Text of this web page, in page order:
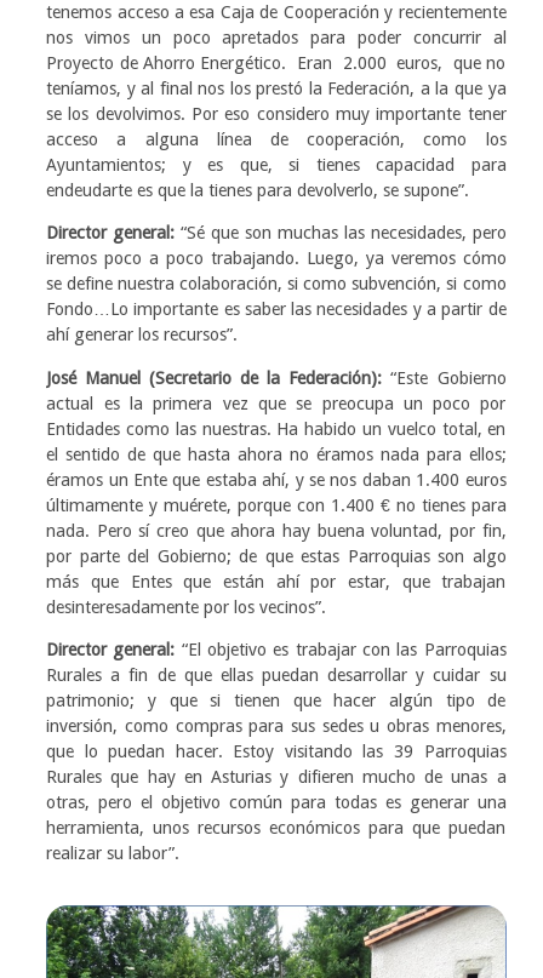
tenemos acceso a esa Caja de Cooperación y recientemente
nos vimos un poco apretados para poder concurrir al
Proyecto de Ahorro Energético. Eran 2.000 euros, que no
teníamos, y al final nos los prestó la Federación, a la que ya
se los devolvimos. Por eso considero muy importante tener
acceso a alguna línea de cooperación, como los
Ayuntamientos; y es que, si tienes capacidad para
endeudarte es que la tienes para devolverlo, se supone”.
Director general: “Sé que son muchas las necesidades, pero
iremos poco a poco trabajando. Luego, ya veremos cómo
se define nuestra colaboración, si como subvención, si como
Fondo…Lo importante es saber las necesidades y a partir de
ahí generar los recursos”.
José Manuel (Secretario de la Federación): “Este Gobierno
actual es la primera vez que se preocupa un poco por
Entidades como las nuestras. Ha habido un vuelco total, en
el sentido de que hasta ahora no éramos nada para ellos;
éramos un Ente que estaba ahí, y se nos daban 1.400 euros
últimamente y muérete, porque con 1.400 € no tienes para
nada. Pero sí creo que ahora hay buena voluntad, por fin,
por parte del Gobierno; de que estas Parroquias son algo
más que Entes que están ahí por estar, que trabajan
desinteresadamente por los vecinos”.
Director general: “El objetivo es trabajar con las Parroquias
Rurales a fin de que ellas puedan desarrollar y cuidar su
patrimonio; y que si tienen que hacer algún tipo de
inversión, como compras para sus sedes u obras menores,
que lo puedan hacer. Estoy visitando las 39 Parroquias
Rurales que hay en Asturias y difieren mucho de unas a
otras, pero el objetivo común para todas es generar una
herramienta, unos recursos económicos para que puedan
realizar su labor”.